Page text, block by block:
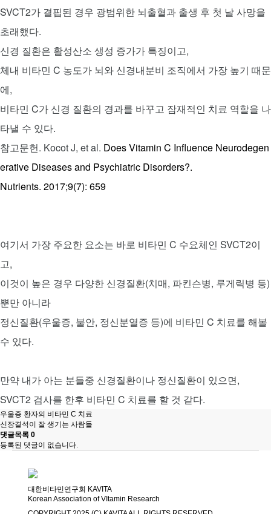
SVCT2가 결핍된 경우 광범위한 뇌출혈과 출생 후 첫 날 사망을
초래했다.
신경 질환은 활성산소 생성 증가가 특징이고,
체내 비타민 C 농도가 뇌와 신경내분비 조직에서 가장 높기 때문
에,
비타민 C가 신경 질환의 경과를 바꾸고 잠재적인 치료 역할을 나
타낼 수 있다.
참고문헌. Kocot J, et al. Does Vitamin C Influence Neurodegen
erative Diseases and Psychiatric Disorders?.
Nutrients. 2017;9(7): 659
여기서 가장 주요한 요소는 바로 비타민 C 수요체인 SVCT2이
고,
이것이 높은 경우 다양한 신경질환(치매, 파킨슨병, 루게릭병 등)
뿐만 아니라
정신질환(우울증, 불안, 정신분열증 등)에 비타민 C 치료를 해볼
수 있다.
만약 내가 아는 분들중 신경질환이나 정신질환이 있으면,
SVCT2 검사를 한후 비타민 C 치료를 할 것 같다.
우울증 환자의 비타민 C 치료
신장결석이 잘 생기는 사람들
댓글목록 0
등록된 댓글이 없습니다.
대한비타민연구회 KAVITA
Korean Association of VItamin Research